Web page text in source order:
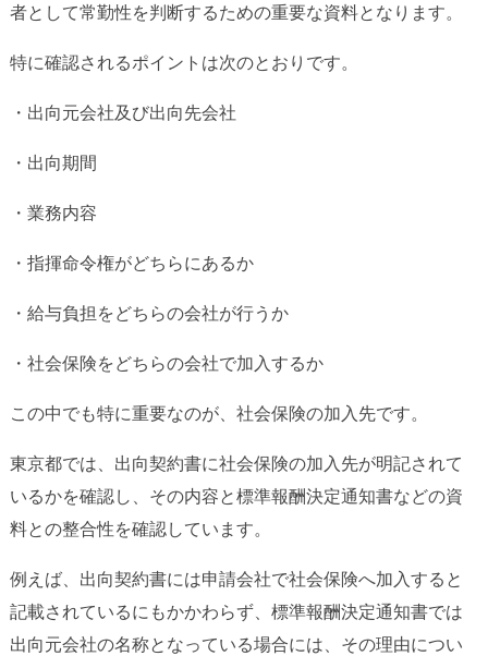
者として常勤性を判断するための重要な資料となります。
特に確認されるポイントは次のとおりです。
・出向元会社及び出向先会社
・出向期間
・業務内容
・指揮命令権がどちらにあるか
・給与負担をどちらの会社が行うか
・社会保険をどちらの会社で加入するか
この中でも特に重要なのが、社会保険の加入先です。
東京都では、出向契約書に社会保険の加入先が明記されて
いるかを確認し、その内容と標準報酬決定通知書などの資
料との整合性を確認しています。
例えば、出向契約書には申請会社で社会保険へ加入すると
記載されているにもかかわらず、標準報酬決定通知書では
出向元会社の名称となっている場合には、その理由につい